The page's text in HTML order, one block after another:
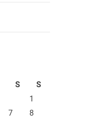
S
S
1
7
8